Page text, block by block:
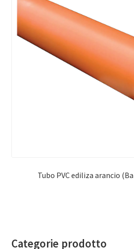
Tubo PVC ediliza arancio
Categorie prodotto